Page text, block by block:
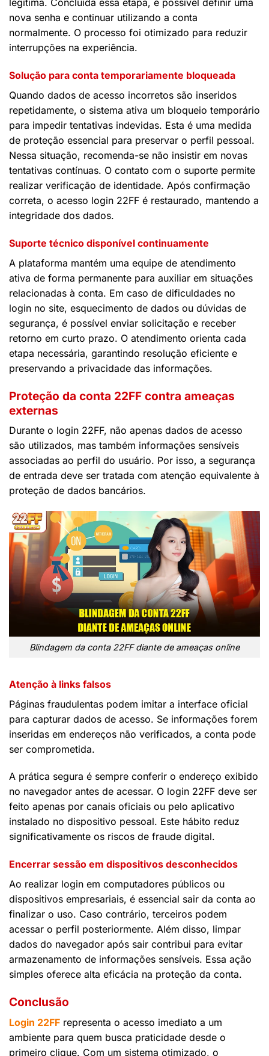
legítima. Concluída essa etapa, é possível definir uma
nova senha e continuar utilizando a conta
normalmente. O processo foi otimizado para reduzir
interrupções na experiência.
Solução para conta temporariamente bloqueada
Quando dados de acesso incorretos são inseridos
repetidamente, o sistema ativa um bloqueio temporário
para impedir tentativas indevidas. Esta é uma medida
de proteção essencial para preservar o perfil pessoal.
Nessa situação, recomenda-se não insistir em novas
tentativas contínuas. O contato com o suporte permite
realizar verificação de identidade. Após confirmação
correta, o acesso login 22FF é restaurado, mantendo a
integridade dos dados.
Suporte técnico disponível continuamente
A plataforma mantém uma equipe de atendimento
ativa de forma permanente para auxiliar em situações
relacionadas à conta. Em caso de dificuldades no
login no site, esquecimento de dados ou dúvidas de
segurança, é possível enviar solicitação e receber
retorno em curto prazo. O atendimento orienta cada
etapa necessária, garantindo resolução eficiente e
preservando a privacidade das informações.
Proteção da conta 22FF contra ameaças
externas
Durante o login 22FF, não apenas dados de acesso
são utilizados, mas também informações sensíveis
associadas ao perfil do usuário. Por isso, a segurança
de entrada deve ser tratada com atenção equivalente à
proteção de dados bancários.
Blindagem da conta 22FF diante de ameaças online
Atenção à links falsos
Páginas fraudulentas podem imitar a interface oficial
para capturar dados de acesso. Se informações forem
inseridas em endereços não verificados, a conta pode
ser comprometida.
A prática segura é sempre conferir o endereço exibido
no navegador antes de acessar. O login 22FF deve ser
feito apenas por canais oficiais ou pelo aplicativo
instalado no dispositivo pessoal. Este hábito reduz
significativamente os riscos de fraude digital.
Encerrar sessão em dispositivos desconhecidos
Ao realizar login em computadores públicos ou
dispositivos empresariais, é essencial sair da conta ao
finalizar o uso. Caso contrário, terceiros podem
acessar o perfil posteriormente. Além disso, limpar
dados do navegador após sair contribui para evitar
armazenamento de informações sensíveis. Essa ação
simples oferece alta eficácia na proteção da conta.
Conclusão
Login 22FF representa o acesso imediato a um
ambiente para quem busca praticidade desde o
primeiro clique. Com um sistema otimizado, o